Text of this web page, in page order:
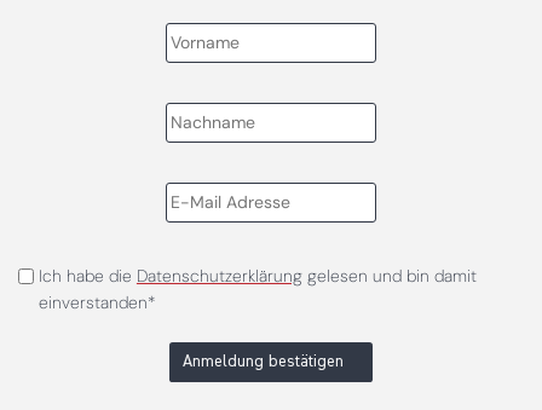
Ich habe die Datenschutzerklärunggelesen und bin damit
einverstanden*
Anmeldung bestätigen